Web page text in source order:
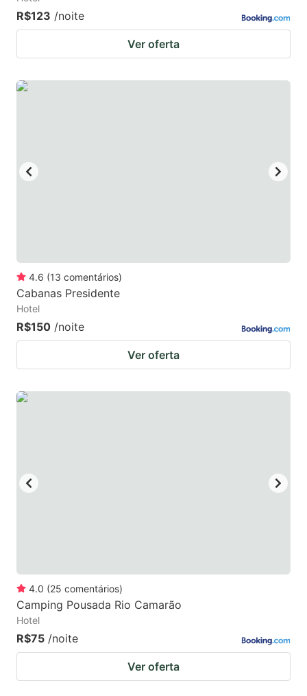
R$123 /noite
Ver oferta
4.6 (13 comentários)
Cabanas Presidente
Hotel
R$150 /noite
Ver oferta
4.0 (25 comentários)
Camping Pousada Rio Camarão
Hotel
R$75 /noite
Ver oferta